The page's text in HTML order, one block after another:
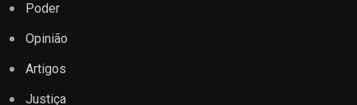
Poder
Opinião
Artigos
Justiça